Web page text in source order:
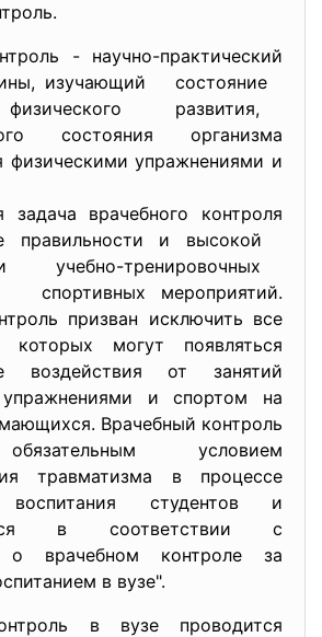
- научно-практический
изучающий состояние
развития,
состояния организма
физическими упражнениями и
врачебного контроля
правильности и высокой
учебно-тренировочных
мероприятий.
призван исключить все
которых могут появляться
воздействия от занятий
и спортом на
Врачебный контроль
условием
травматизма в процессе
воспитания студентов и
в соответствии с
о врачебном контроле за
в вузе".
в вузе проводится